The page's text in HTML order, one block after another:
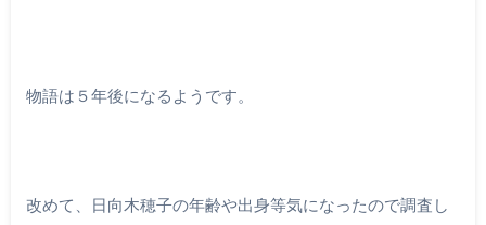
物語は５年後になるようです。
改めて、日向木穂子の年齢や出身等気になったので調査し